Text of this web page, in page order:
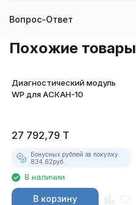
Вопрос-Ответ
Похожие товары
Диагностический модуль
WP для АСКАН-10
27 792,79 T
Бонусных рублей за покупку:
834.62руб.
В наличии
В корзину